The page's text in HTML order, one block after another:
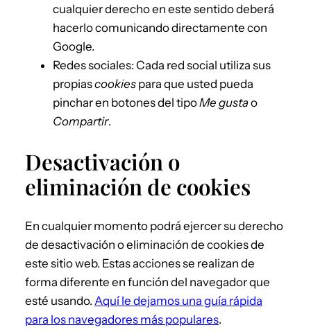
cualquier derecho en este sentido deberá
hacerlo comunicando directamente con
Google.
Redes sociales: Cada red social utiliza sus
propiascookies para que usted pueda
pinchar en botones del tipoMe gustao
Compartir.
Desactivación o
eliminación de cookies
En cualquier momento podrá ejercer su derecho
de desactivación o eliminación de cookies de
este sitio web. Estas acciones se realizan de
forma diferente en función del navegador que
esté usando. Aquí le dejamos una guía rápida
para los navegadores más populares.